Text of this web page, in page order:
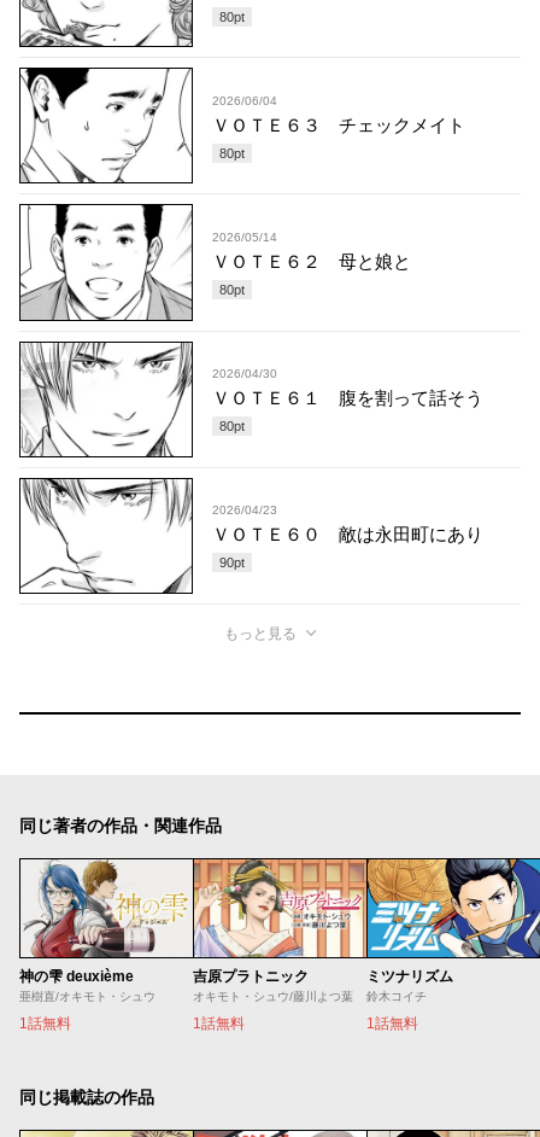
80pt
2026/06/04
ＶＯＴＥ６３ チェックメイト
80pt
2026/05/14
ＶＯＴＥ６２ 母と娘と
80pt
2026/04/30
ＶＯＴＥ６１ 腹を割って話そう
80pt
2026/04/23
ＶＯＴＥ６０ 敵は永田町にあり
90pt
もっと見る
同じ著者の作品・関連作品
神の雫 deuxième
亜樹直/オキモト・シュウ
1話無料
吉原プラトニック
オキモト・シュウ/藤川よつ葉
1話無料
ミツナリズム
鈴木コイチ
1話無料
同じ掲載誌の作品